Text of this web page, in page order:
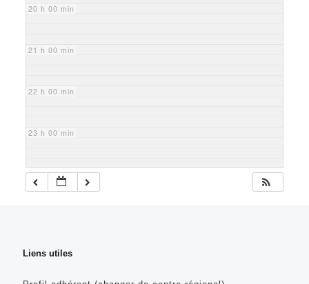
20 h 00 min
21 h 00 min
22 h 00 min
23 h 00 min
Liens utiles